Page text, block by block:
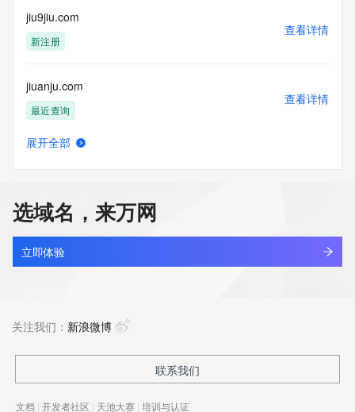
jiu9jiu.com
新注册
查看详情
jiuanju.com
最近查询
查看详情
jiub.cc
最近查询
查看详情
最近查询
展开全部
选域名，来万网
立即体验
关注我们： 新浪微博
联系我们
文档 | 开发者社区 | 天池大赛 | 培训与认证